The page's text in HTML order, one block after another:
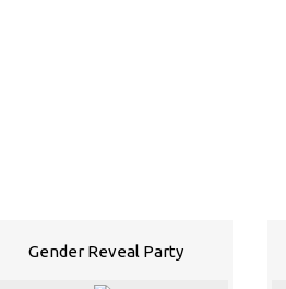
Gender Reveal Party